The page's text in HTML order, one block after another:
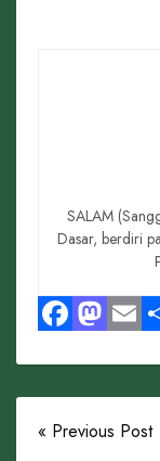
SALAM
Dasar, berdiri
« Previous Post